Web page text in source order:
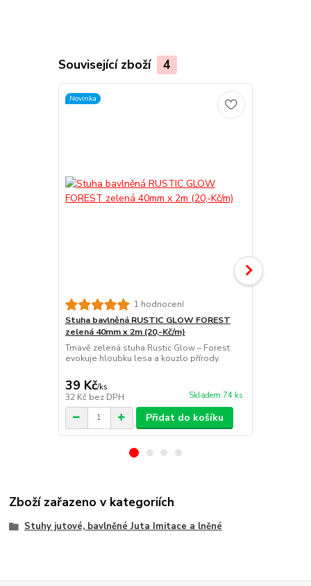
Související zboží 4
Novinka
1 hodnocení
Stuha bavlněná RUSTIC GLOW FOREST
zelená 40mm x 2m (20,-Kč/m)
Tmavě zelená stuha Rustic Glow – Forest
evokuje hloubku lesa a kouzlo přírody.
39 Kč/ks
32 Kč bez DPH Skladem 74 ks
Přidat do košíku
Zboží zařazeno v kategoriích
Stuhy jutové, bavlněné Juta Imitace a lněné